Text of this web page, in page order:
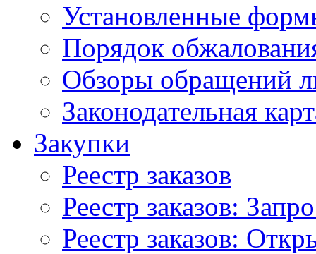
Установленные
Порядок
Обзоры обращений
Законодательная
Закупки
Реестр заказов
Реестр заказов:
Реестр заказов: